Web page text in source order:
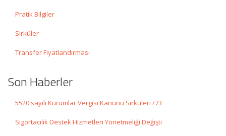
Pratik Bilgiler
Sirküler
Transfer Fiyatlandırması
Son Haberler
5520 sayılı Kurumlar Vergisi Kanunu Sirküleri /73
Sigortacılık Destek Hizmetleri Yönetmeliği Değişti